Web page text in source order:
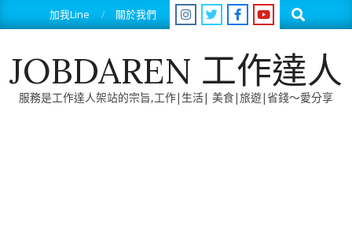
to
加我Line 關於我們 Search
JOBDAREN 工作達人
服務是工作達人架站的宗旨,工作|生活| 美食|旅遊|省錢～愛分享